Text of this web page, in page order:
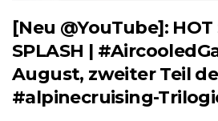
[Neu @YouTube]: HOT
SPLASH |
August, zweiter Teil
#alpinecruising-